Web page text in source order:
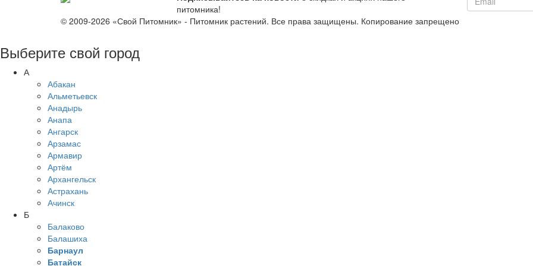
питомника!
© 2009-2026 «Свой Питомник» - Питомник растений. Все права защищены. Копирование запрещено
Выберите свой город
А
Абакан
Альметьевск
Анадырь
Анапа
Ангарск
Арзамас
Армавир
Артём
Архангельск
Астрахань
Ачинск
Б
Балаково
Балашиха
Барнаул
Батайск